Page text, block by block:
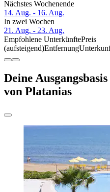
Nächstes Wochenende
14. Aug. - 16. Aug.
In zwei Wochen
21. Aug. - 23. Aug.
Empfohlene UnterkünftePreis
(aufsteigend)Entfernung
Deine
von Platanias